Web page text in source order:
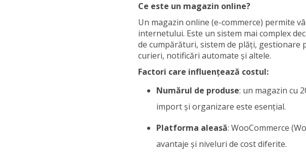
Ce este un magazin online?
Un magazin online (e-commerce) permite
internetului. Este un sistem mai complex
de cumpărături, sistem de plăți,
curieri, notificări automate și altele.
Factori care influențează costul:
Numărul de produse: un magazin cu
import și organizare este esențial.
Platforma aleasă: WooCommerce
avantaje și niveluri de cost diferite.